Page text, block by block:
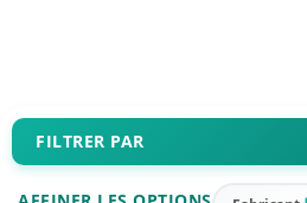
FILTRER PAR